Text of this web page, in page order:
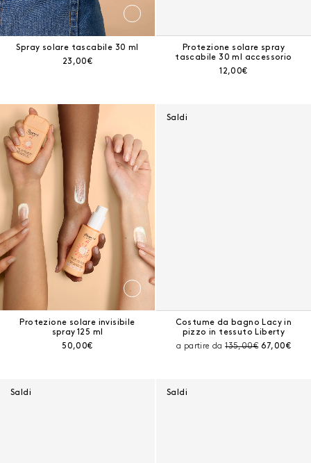
Spray solare tascabile 30 ml
Prezzo corrente:
23,00€
Protezione solare spray
tascabile 30 ml accessorio
Prezzo corrente:
12,00€
Protezione solare invisibile spray 125 ml
Protezione solare invisibile
spray 125 ml
Prezzo corrente:
50,00€
Saldi
Costume da bagno Lacy in
pizzo in tessuto Liberty
a partire daPrezzo prima dello
135,00€ Prezzo
67,00€
Saldi Saldi